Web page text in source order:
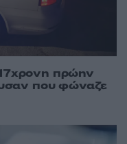
πρώην
που φώναζε